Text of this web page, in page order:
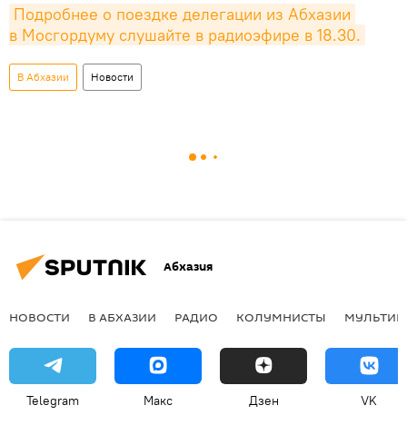
Подробнее о поездке делегации из Абхазии
в Мосгордуму слушайте в радиоэфире в 18.30.
В Абхазии Новости
Абхазия
НОВОСТИ В АБХАЗИИ РАДИО КОЛУМНИСТЫ
Telegram Макс Дзен VK